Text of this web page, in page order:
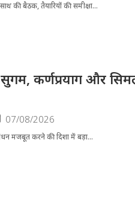
की बैठक, तैयारियों की समीक्षा...
सुगम, कर्णप्रयाग और
07/08/2026
मजबूत करने की दिशा में बड़ा...